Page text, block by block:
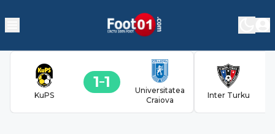
KuPS
1 1
Universitatea
Craiova
Inter Turku